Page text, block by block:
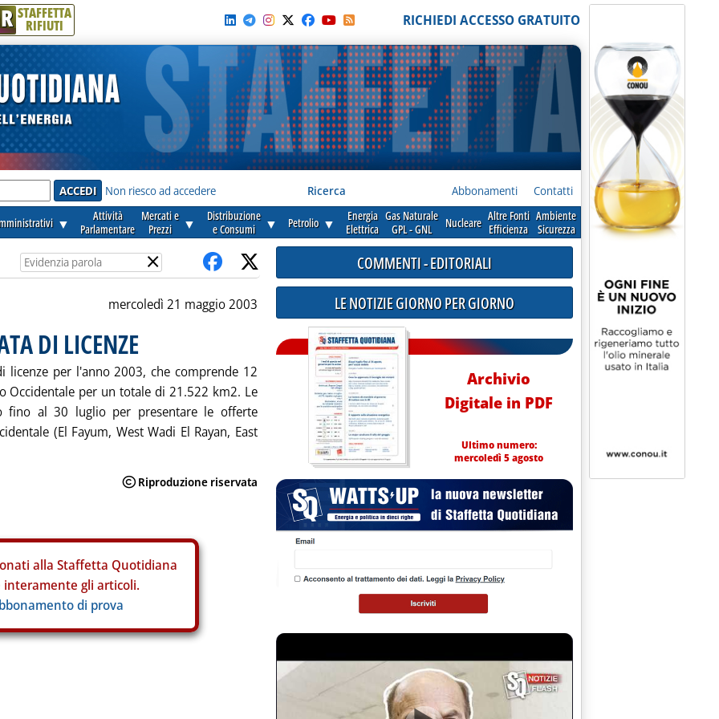
R STAFFETTA
RIFIUTI RICHIEDI ACCESSO GRATUITO
Non riesco ad accedere Ricerca Abbonamenti Contatti
▼
Attività
Parlamentare
Mercati e
Prezzi
▼
Distribuzione
e Consumi
▼ Petrolio ▼
Energia
Elettrica
Gas Naturale
GPL - GNL
Nucleare Altre Fonti
Efficienza
Ambiente
Sicurezza
×
mercoledì 21 maggio 2003
DI LICENZE
licenze per l'anno 2003, che comprende 12
Occidentale per un totale di 21.522 km2. Le
fino al 30 luglio per presentare le offerte
(El Fayum, West Wadi El Rayan, East
alla Staffetta Quotidiana
interamente gli articoli.
di prova
COMMENTI - EDITORIALI
LE NOTIZIE GIORNO PER GIORNO
Archivio
Digitale in PDF
Ultimo numero:
mercoledì 5 agosto